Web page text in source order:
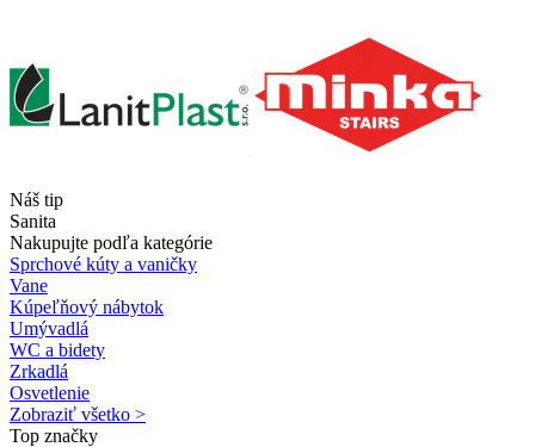
Náš tip
Sanita
Nakupujte podľa kategórie
Sprchové kúty a vaničky
Vane
Kúpeľňový nábytok
Umývadlá
WC a bidety
Zrkadlá
Osvetlenie
Zobraziť všetko >
Top značky